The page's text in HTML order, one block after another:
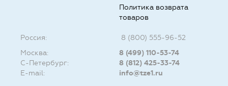
Политика возврата
товаров
Россия:
8 (800) 555-96-52
Москва:
8 (499) 110-53-74
С-Петербург:
8 (812) 425-33-74
E-mail:
info@tze1.ru